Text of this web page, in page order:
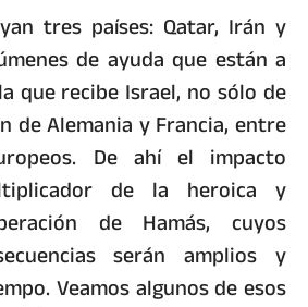
tres países: Qatar, Irán y
de ayuda que están a
que recibe Israel, no sólo de
de Alemania y Francia, entre
De ahí el impacto
de la heroica y
de Hamás, cuyos
serán amplios y
Veamos algunos de esos